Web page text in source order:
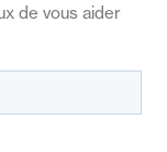
de vous aider